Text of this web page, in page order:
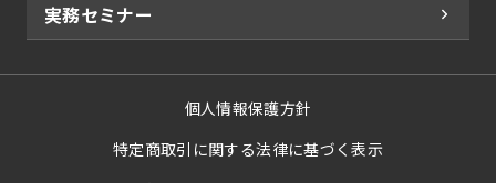
実務セミナー
個人情報保護方針
特定商取引に関する法律に基づく表示